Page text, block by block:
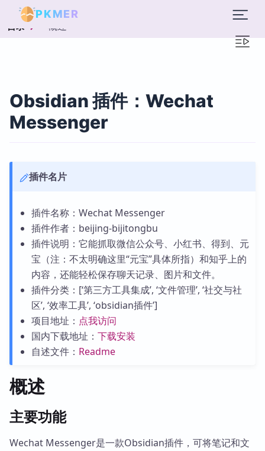
PKMER
目录 概述
Obsidian 插件：Wechat
Messenger
插件名片
插件名称：Wechat Messenger
插件作者：beijing-bijitongbu
插件说明：它能抓取微信公众号、小红书、得到、元
宝（注：不太明确这里“元宝”具体所指）和知乎上的
内容，还能轻松保存聊天记录、图片和文件。
插件分类：[‘第三方工具集成’, ‘文件管理’, ‘社交与社
区’, ‘效率工具’, ‘obsidian插件’]
项目地址： 点我访问
国内下载地址： 下载安装
自述文件： Readme
概述
主要功能
Wechat Messenger是一款Obsidian插件，可将笔记和文